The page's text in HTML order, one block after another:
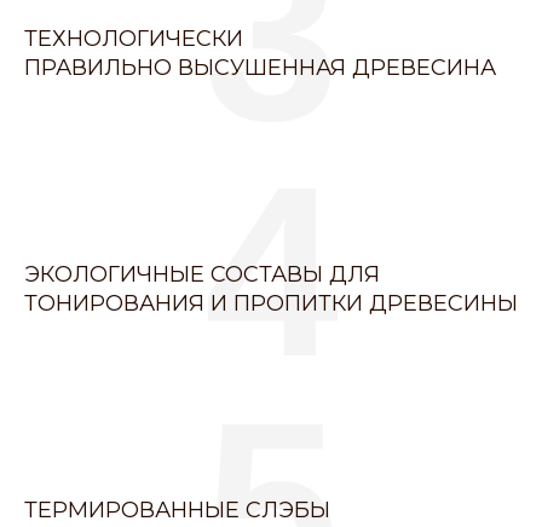
ТЕХНОЛОГИЧЕСКИ
ПРАВИЛЬНО ВЫСУШЕННАЯ ДРЕВЕСИНА
ЭКОЛОГИЧНЫЕ СОСТАВЫ ДЛЯ
ТОНИРОВАНИЯ И ПРОПИТКИ ДРЕВЕСИНЫ
4
ТЕРМИРОВАННЫЕ СЛЭБЫ